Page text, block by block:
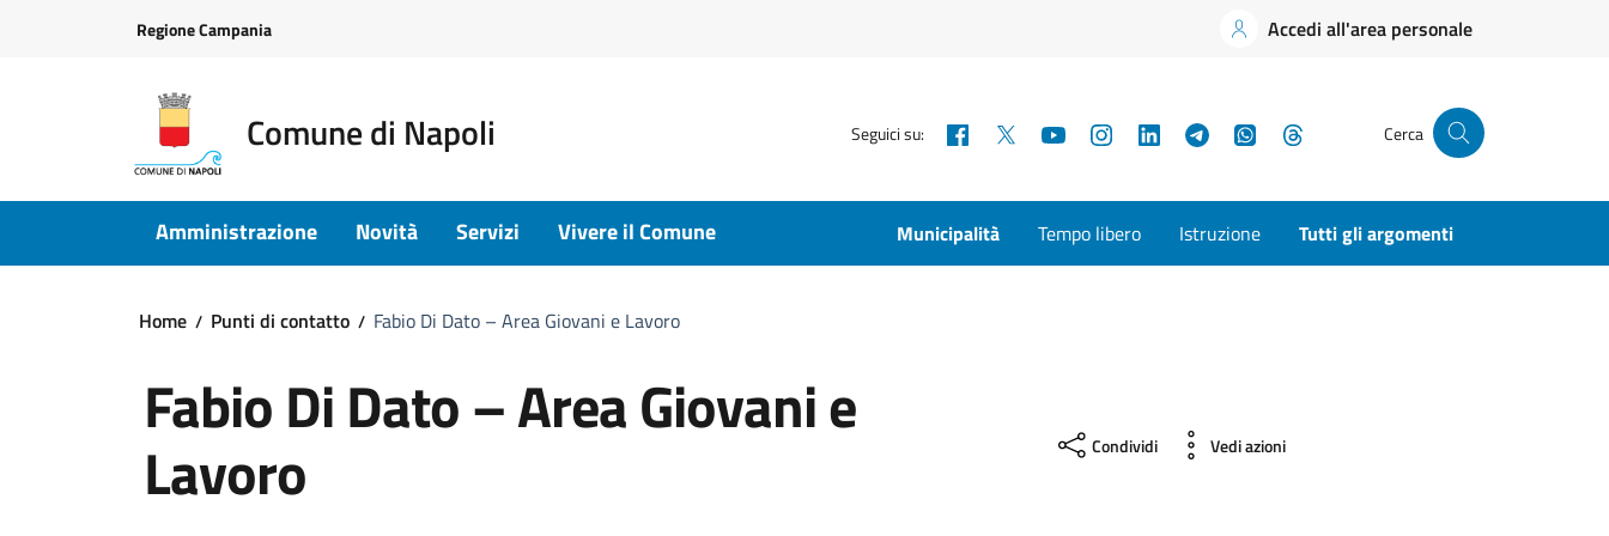
Regione Campania Accedi all'area personale
Comune di Napoli Seguici su: Facebook YouTubeInstagramLinkedInTelegramWhatsApp Cerca
Amministrazione Novità Servizi Vivere il Comune Municipalità Tempo libero Istruzione Tutti gli argomenti
Home Punti di contatto Fabio Di Dato – Area Giovani e Lavoro
Fabio Di Dato – Area Giovani e
Lavoro Condividi Vedi azioni